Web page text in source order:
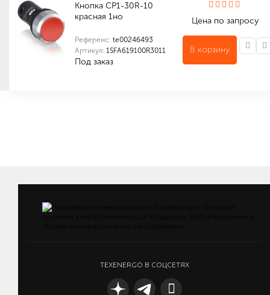
Кнопка CP1-30R-10
красная 1но
Референс: te00246493
Артикул: 1SFA619100R3011
Под заказ
Цена по запросу
В корзину
TEXENERGO В СОЦСЕТЯХ